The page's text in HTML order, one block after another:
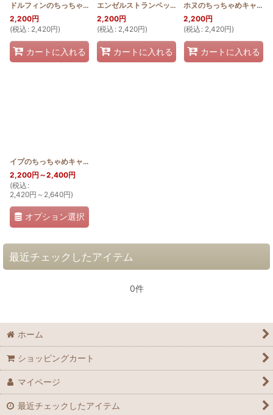
ドルフィンのちっちゃめキャラメルポーチ [HQKP_MINI_DOL]
2,200円
(税込 : 2,420円)
カートに入れる
エンゼルストランペットのちっちゃめキャラメルポーチ
2,200円
(税込 : 2,420円)
カートに入れる
ホヌのちっちゃめキャラメルポーチ
2,200円
(税込 : 2,420円)
カートに入れる
イプのちっちゃめキャラメルポーチ
2,200円 ～2,400円
(税込 :
2,420円 ～2,640円)
オプション選択
最近チェックしたアイテム
0件
ホーム
ショッピングカート
マイページ
最近チェックしたアイテム